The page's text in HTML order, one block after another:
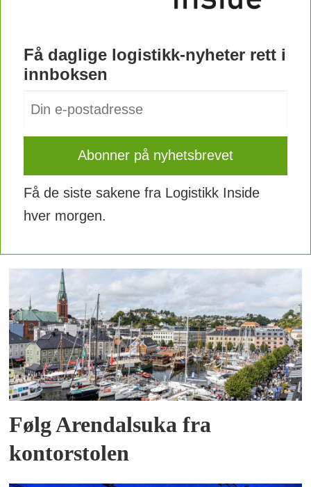
Få daglige logistikk-nyheter rett i
innboksen
Få de siste sakene fra Logistikk Inside
hver morgen.
Følg Arendalsuka fra
kontorstolen